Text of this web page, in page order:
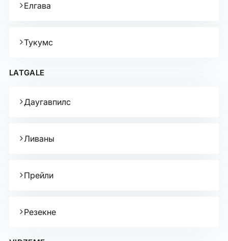
Елгава
Тукумс
LATGALE
Даугавпилс
Ливаны
Прейли
Резекне